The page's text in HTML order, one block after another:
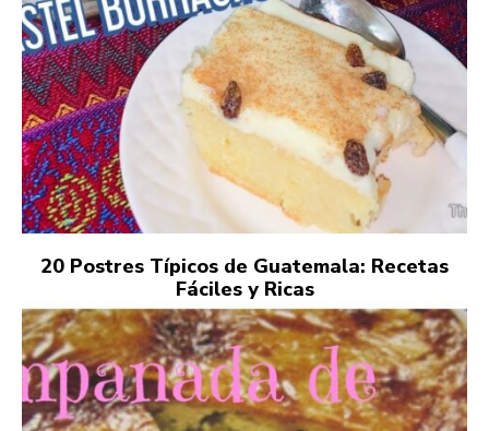
20 Postres Típicos de Guatemala: Recetas
Fáciles y Ricas